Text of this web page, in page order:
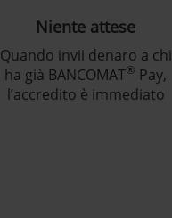
Niente attese
Quando invii denaro a chi
ha già BANCOMAT® Pay,
l’accredito è immediato